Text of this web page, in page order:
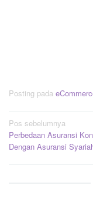
Posting pada
Navigasi
pos
Pos sebelumnya
Perbedaan Asuransi
Dengan Asuransi